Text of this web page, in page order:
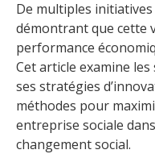
De multiples
démontrant que cette
performance
Cet article examine
ses stratégies
méthodes pour
entreprise sociale
changement social.